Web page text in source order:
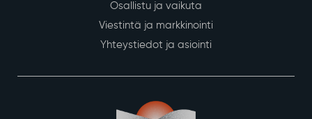
Osallistu ja vaikuta
Viestintä ja markkinointi
Yhteystiedot ja asiointi